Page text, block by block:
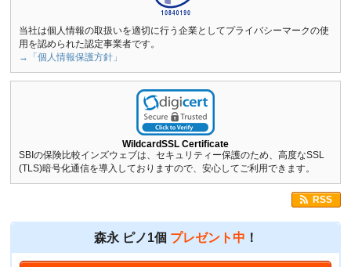
当社は個人情報の取扱いを適切に行う企業としてプライバシーマークの使
用を認められた認定事業者です。
→「個人情報保護方針」
WildcardSSL Certificate
SBIの保険比較インズウェブは、セキュリティー保護のため、高度なSSL
(TLS)暗号化通信を導入しておりますので、安心してご利用できます。
RSS
森永 ピノ1個 プレゼント中 ！